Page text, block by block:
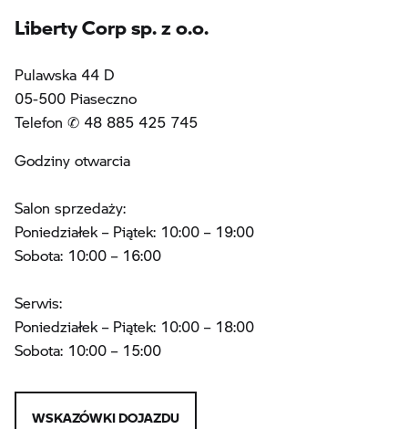
Liberty Corp sp. z o.o.
Pulawska 44 D
05-500 Piaseczno
Telefon ✆ 48 885 425 745
Godziny otwarcia
Salon sprzedaży:
Poniedziałek – Piątek: 10:00 – 19:00
Sobota: 10:00 – 16:00
Serwis:
Poniedziałek – Piątek: 10:00 – 18:00
Sobota: 10:00 – 15:00
WSKAZÓWKI DOJAZDU